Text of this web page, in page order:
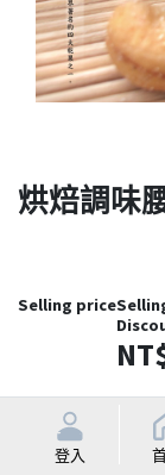
烘焙調味
Selling price
登入